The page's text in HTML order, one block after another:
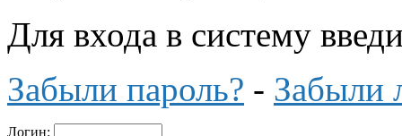
Для входа в систему
Забыли пароль? - Забыли
Логин: